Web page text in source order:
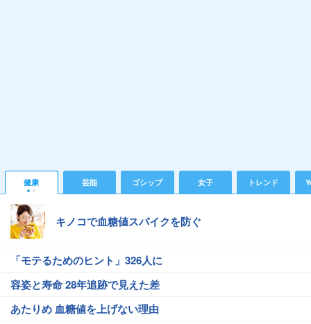
健康 芸能 ゴシップ 女子 トレンド
キノコで血糖値スパイクを防ぐ
「モテるためのヒント」326人に
容姿と寿命 28年追跡で見えた差
あたりめ 血糖値を上げない理由